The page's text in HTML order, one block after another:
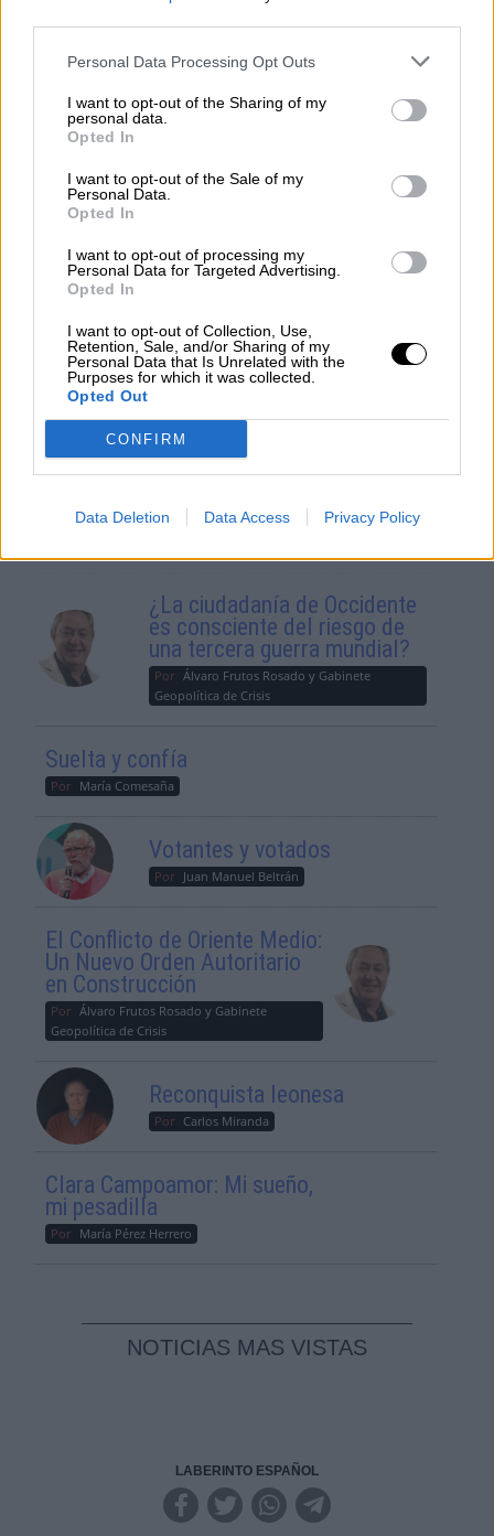
Personal Data Processing Opt Outs
I want to opt-out of the Sharing of my
personal data.
Opted In
I want to opt-out of the Sale of my
Personal Data.
Opted In
I want to opt-out of processing my
Personal Data for Targeted Advertising.
Opted In
I want to opt-out of Collection, Use,
Retention, Sale, and/or Sharing of my
Personal Data that Is Unrelated with the
Purposes for which it was collected.
Opted Out
CONFIRM
Data Deletion Data Access Privacy Policy
Saber idiomas
Esperamos que Pedro Sánchez
recupere el sentido de sus palabras
OPINIONES DIVERSAS
¿La ciudadanía de Occidente
es consciente del riesgo de
una tercera guerra mundial?
Por Álvaro Frutos Rosado y Gabinete
Geopolítica de Crisis
Suelta y confía
Por María Comesaña
Votantes y votados
Por Juan Manuel Beltrán
El Conflicto de Oriente Medio:
Un Nuevo Orden Autoritario
en Construcción
Por Álvaro Frutos Rosado y Gabinete
Geopolítica de Crisis
Reconquista leonesa
Por Carlos Miranda
Clara Campoamor: Mi sueño,
mi pesadilla
Por María Pérez Herrero
NOTICIAS MAS VISTAS
LABERINTO ESPAÑOL